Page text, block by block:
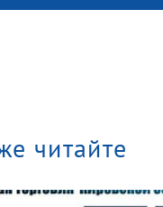
читайте